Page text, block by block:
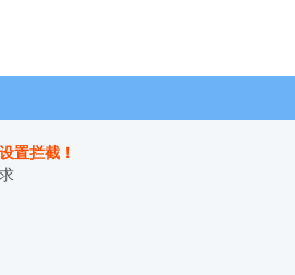
置拦截！